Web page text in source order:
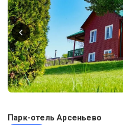
Парк-отель Арсеньево